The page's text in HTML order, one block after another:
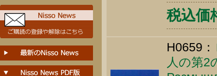
税込価
H0659：
人の第2